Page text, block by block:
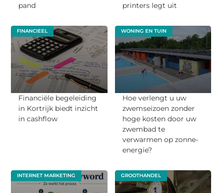
pand
printers legt uit
FINANCIEEL
Financiële begeleiding
in Kortrijk biedt inzicht
in cashflow
WONING EN TUIN
Hoe verlengt u uw
zwemseizoen zonder
hoge kosten door uw
zwembad te
verwarmen op zonne-
energie?
INTERNET MARKETING GROOTHANDEL